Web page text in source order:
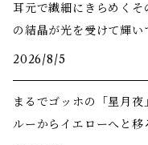
耳元で繊細にきらめく
の結晶が光を受けて輝い
2026/8/5
まるでゴッホの「星月
ルーからイエローへと移